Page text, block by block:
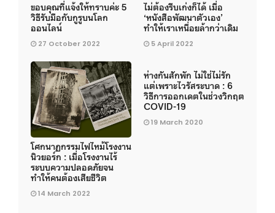
ขอบคุณที่แจ้งให้ทราบค่ะ 5
วิธีรับมือกับกูรูบนโลก
ออนไลน์
27 October 2022
ไม่ต้องรีบเก่งก็ได้ เมื่อ
‘หนังสือพัฒนาตัวเอง’
ทำให้เราเหนื่อยล้ากว่าเดิม
5 April 2022
โศกนาฏกรรมไฟไหม้โรงงาน
นิวยอร์ก : เมื่อโรงงานไร้
ระบบความปลอดภัยจน
ทำให้คนต้องเสียชีวิต
14 March 2022
ห่างกันสักพัก ไม่ใช่ไม่รัก
แต่เพราะไวรัสระบาด : 6
วิธีการออกเดตในช่วงวิกฤต
COVID-19
19 March 2020